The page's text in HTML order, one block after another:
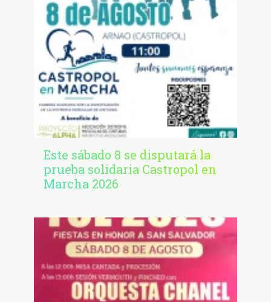
Este sábado 8 se disputará la
prueba solidaria Castropol en
Marcha 2026